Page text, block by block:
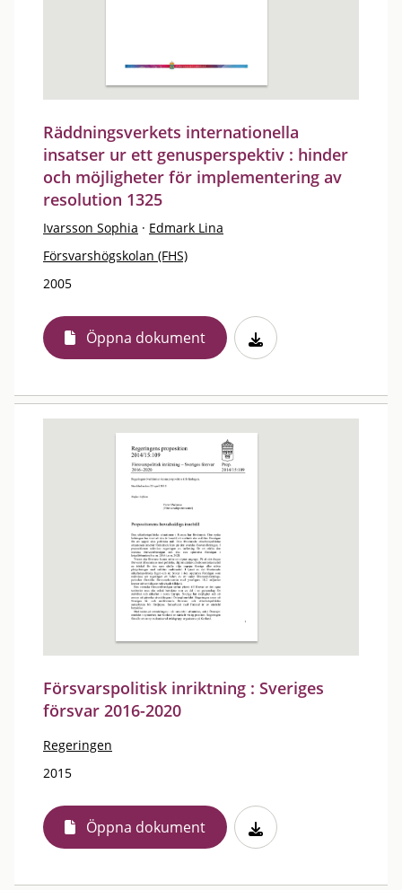
Räddningsverkets internationella
insatser ur ett genusperspektiv : hinder
och möjligheter för implementering av
resolution 1325
Ivarsson Sophia · Edmark Lina
Försvarshögskolan (FHS)
2005
Öppna dokument
Försvarspolitisk inriktning : Sveriges
försvar 2016-2020
Regeringen
2015
Öppna dokument